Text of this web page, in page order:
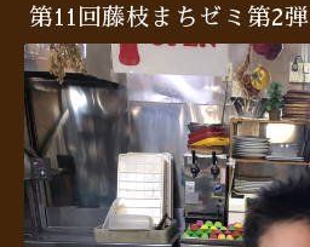
第11回藤枝まちゼミ第2弾